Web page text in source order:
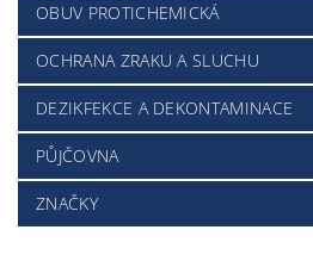
OBUV PROTICHEMICKÁ
OCHRANA ZRAKU A SLUCHU
DEZIKFEKCE A DEKONTAMINACE
PŮJČOVNA
ZNAČKY